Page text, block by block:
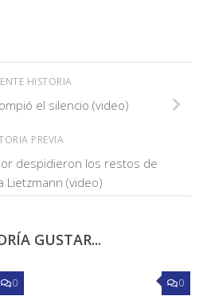
HISTORIA
el silencio (video)
PREVIA
despidieron los restos de
Lietzmann (video)
GUSTAR...
0 0